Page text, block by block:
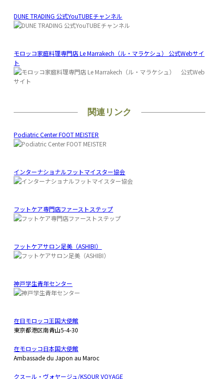
DUNE TRADING 公式YouTUBEチャンネル
モロッコ家庭料理専門店 Le Marrakech（ル・マラケシュ） 公式Webサイ
ト
関連リンク
Podiatric Center FOOT MEISTER
インターナショナルフットマイスター協会
フットケア専門店ファーストステップ
フットケアサロン足美（ASHIBI）
神戸学生青年センター
在日モロッコ王国大使館
東京都港区南青山5-4-30
在モロッコ日本国大使館
Ambassade du Japon au Maroc
クスール・ヴォヤージュ/KSOUR VOYAGE